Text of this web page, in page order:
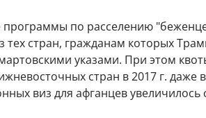
по расселению
тех стран, гражданам которых
указами. При этом
стран в 2017 г. даже
виз для афганцев увеличилось